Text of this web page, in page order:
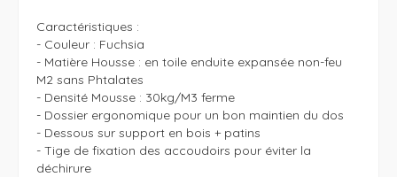
Caractéristiques :
- Couleur : Fuchsia
- Matière Housse : en toile enduite expansée non-feu
M2 sans Phtalates
- Densité Mousse : 30kg/M3 ferme
- Dossier ergonomique pour un bon maintien du dos
- Dessous sur support en bois + patins
- Tige de fixation des accoudoirs pour éviter la
déchirure